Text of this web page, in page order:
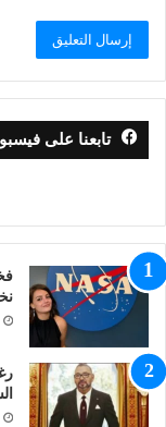
تابعنا على